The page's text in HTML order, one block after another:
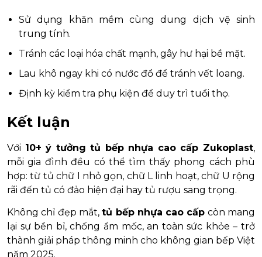
Sử dụng khăn mềm cùng dung dịch vệ sinh
trung tính.
Tránh các loại hóa chất mạnh, gây hư hại bề mặt.
Lau khô ngay khi có nước đổ để tránh vết loang.
Định kỳ kiểm tra phụ kiện để duy trì tuổi thọ.
Kết luận
Với 10+ ý tưởng tủ bếp nhựa cao cấp Zukoplast,
mỗi gia đình đều có thể tìm thấy phong cách phù
hợp: từ tủ chữ I nhỏ gọn, chữ L linh hoạt, chữ U rộng
rãi đến tủ có đảo hiện đại hay tủ rượu sang trọng.
Không chỉ đẹp mắt,tủ bếp nhựa cao cấp còn mang
lại sự bền bỉ, chống ẩm mốc, an toàn sức khỏe – trở
thành giải pháp thông minh cho không gian bếp Việt
năm 2025.